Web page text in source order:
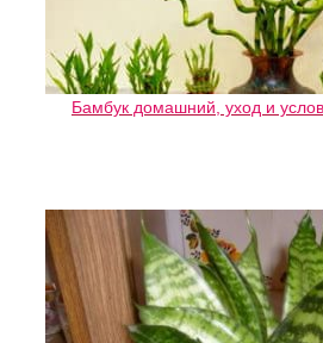
Бамбук домашний, уход и